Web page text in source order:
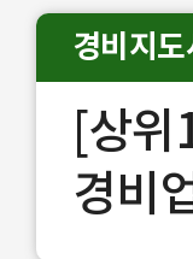
[상위
경비
경비지